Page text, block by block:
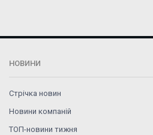
НОВИНИ
Стрічка новин
Новини компаній
ТОП-новини тижня